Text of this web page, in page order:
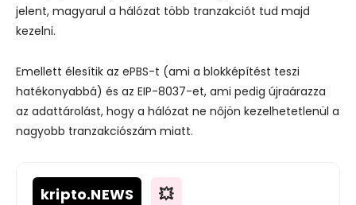
jelent, magyarul a hálózat több tranzakciót tud majd
kezelni.
Emellett élesítik az ePBS-t (ami a blokképítést teszi
hatékonyabbá) és az EIP-8037-et, ami pedig újraárazza
az adattárolást, hogy a hálózat ne nőjön kezelhetetlenül a
nagyobb tranzakciószám miatt.
kripto.NEWS 💥